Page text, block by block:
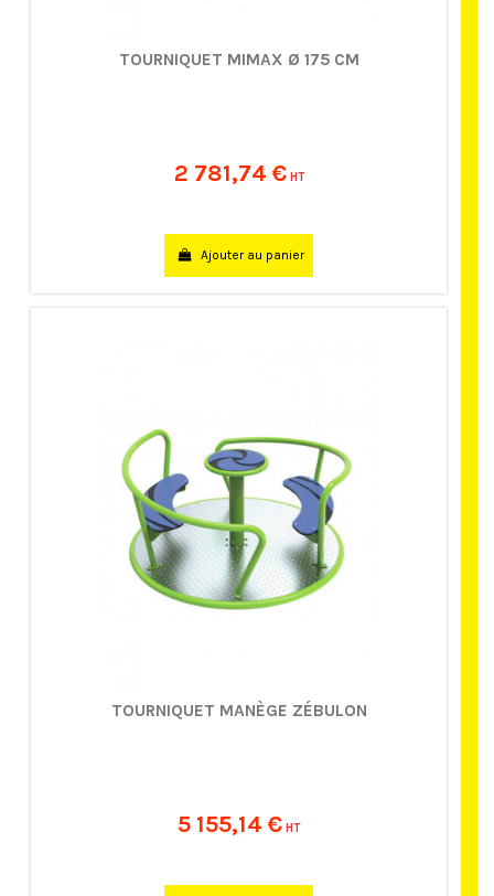
TOURNIQUET MIMAX Ø 175 CM
2 781,74 € HT
Ajouter au panier
TOURNIQUET MANÈGE ZÉBULON
5 155,14 € HT